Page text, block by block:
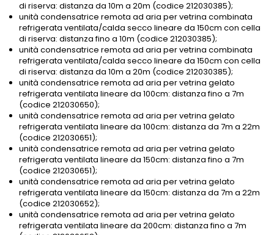
di riserva: distanza da 10m a 20m (codice 212030385);
unità condensatrice remota ad aria per vetrina combinata
refrigerata ventilata/calda secco lineare da 150cm con cella
di riserva: distanza fino a 10m (codice 212030385);
unità condensatrice remota ad aria per vetrina combinata
refrigerata ventilata/calda secco lineare da 150cm con cella
di riserva: distanza da 10m a 20m (codice 212030385);
unità condensatrice remota ad aria per vetrina gelato
refrigerata ventilata lineare da 100cm: distanza fino a 7m
(codice 212030650);
unità condensatrice remota ad aria per vetrina gelato
refrigerata ventilata lineare da 100cm: distanza da 7m a 22m
(codice 212030651);
unità condensatrice remota ad aria per vetrina gelato
refrigerata ventilata lineare da 150cm: distanza fino a 7m
(codice 212030651);
unità condensatrice remota ad aria per vetrina gelato
refrigerata ventilata lineare da 150cm: distanza da 7m a 22m
(codice 212030652);
unità condensatrice remota ad aria per vetrina gelato
refrigerata ventilata lineare da 200cm: distanza fino a 7m